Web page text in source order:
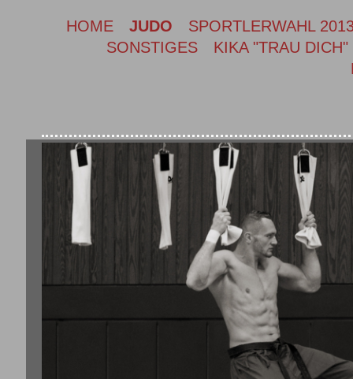
HOME JUDO
SPORTLERWAHL
SONSTIGES
KIKA "TRAU DICH"